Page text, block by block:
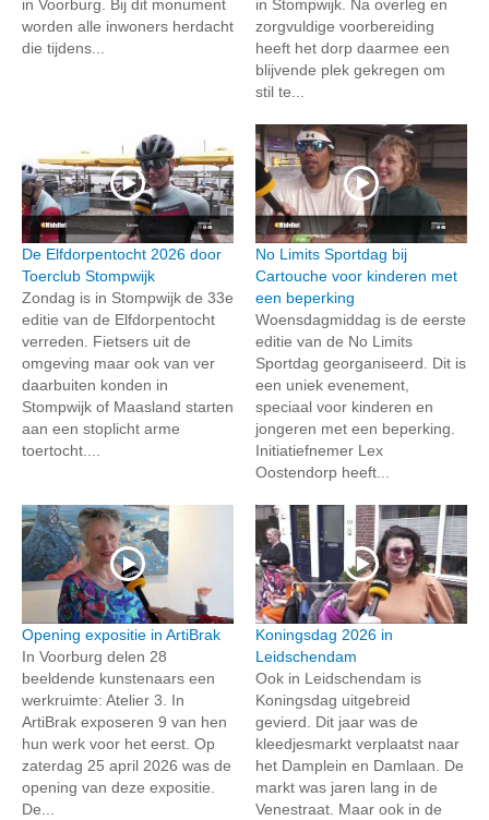
in Voorburg. Bij dit monument
worden alle inwoners herdacht
die tijdens...
in Stompwijk. Na overleg en
zorgvuldige voorbereiding
heeft het dorp daarmee een
blijvende plek gekregen om
stil te...
De Elfdorpentocht 2026 door
Toerclub Stompwijk
Zondag is in Stompwijk de 33e
editie van de Elfdorpentocht
verreden. Fietsers uit de
omgeving maar ook van ver
daarbuiten konden in
Stompwijk of Maasland starten
aan een stoplicht arme
toertocht....
No Limits Sportdag bij
Cartouche voor kinderen met
een beperking
Woensdagmiddag is de eerste
editie van de No Limits
Sportdag georganiseerd. Dit is
een uniek evenement,
speciaal voor kinderen en
jongeren met een beperking.
Initiatiefnemer Lex
Oostendorp heeft...
Opening expositie in ArtiBrak
In Voorburg delen 28
beeldende kunstenaars een
werkruimte: Atelier 3. In
ArtiBrak exposeren 9 van hen
hun werk voor het eerst. Op
zaterdag 25 april 2026 was de
opening van deze expositie.
De...
Koningsdag 2026 in
Leidschendam
Ook in Leidschendam is
Koningsdag uitgebreid
gevierd. Dit jaar was de
kleedjesmarkt verplaatst naar
het Damplein en Damlaan. De
markt was jaren lang in de
Venestraat. Maar ook in de